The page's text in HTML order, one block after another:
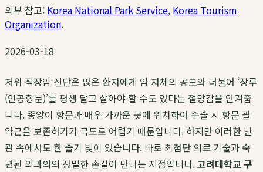
외부 참고: Korea National Park Service, Korea Tourism
Organization.
2026-03-18
저위 직장암 진단은 많은 환자에게 암 자체의 공포와 더불어 ‘장루
(인공항문)’를 평생 달고 살아야 할 수도 있다는 절망감을 안겨줍
니다. 종양이 항문과 매우 가까운 곳에 위치하여 수술 시 항문 괄
약근을 보존하기가 극도로 어렵기 때문입니다. 하지만 이러한 난
관 속에서도 한 줄기 빛이 있습니다. 바로 최첨단 의료 기술과 숙
련된 외과의의 정밀한 손길이 만나는 지점입니다.고려대학교 구